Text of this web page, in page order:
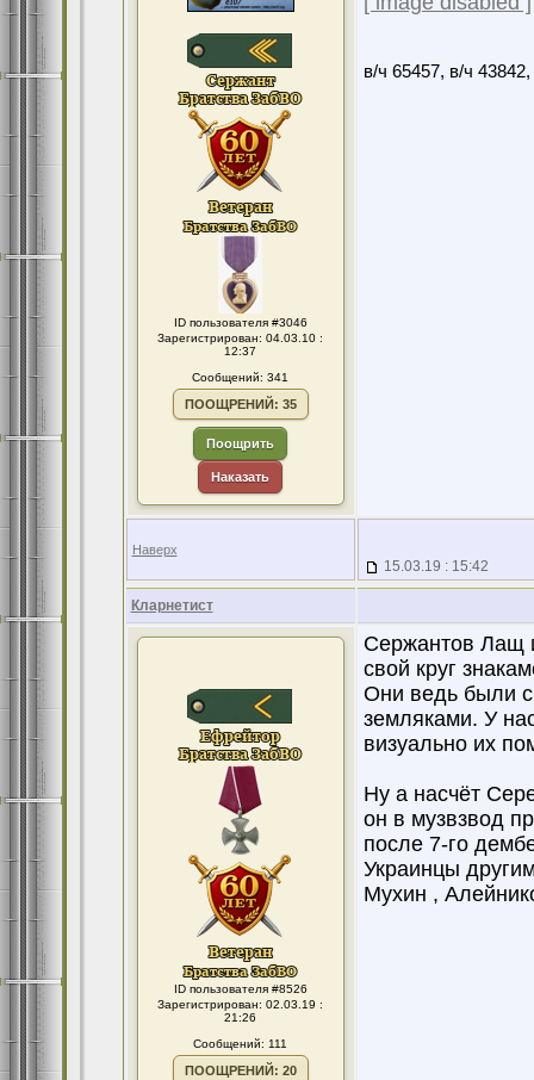
ID пользователя #3046
Зарегистрирован: 04.03.10 :
12:37
Сообщений: 341
ПООЩРЕНИЙ: 35
Поощрить
Наказать
в/ч 65457, в/ч
Наверх
15.03.19 : 15:42
Кларнетист
ID пользователя #8526
Зарегистрирован: 02.03.19 :
21:26
Сообщений: 111
ПООЩРЕНИЙ: 20
Сержантов Лащ
свой круг
Они ведь были
земляками. У
визуально их
Ну а насчёт
он в музвзвод
после 7-го
Украинцы
Мухин ,